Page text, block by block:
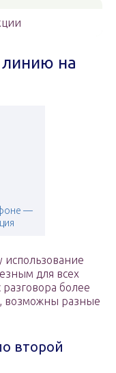
линию на
—
использование
для всех
разговора более
возможны разные
второй